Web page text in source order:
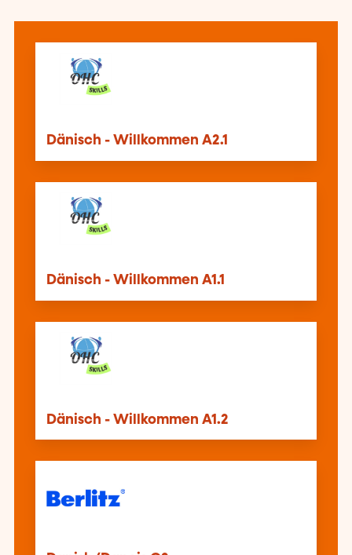
Dänisch - Willkommen A2.1
Dänisch - Willkommen A1.1
Dänisch - Willkommen A1.2